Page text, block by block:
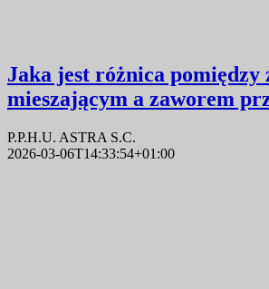
Jaka jest różnica pomiędzy
mieszającym a zaworem
P.P.H.U. ASTRA S.C.
2026-03-06T14:33:54+01:00